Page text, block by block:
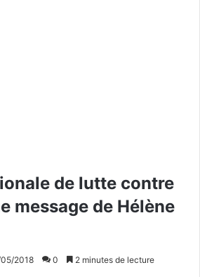
de lutte contre
message de Hélène
2018 0 2 minutes de lecture